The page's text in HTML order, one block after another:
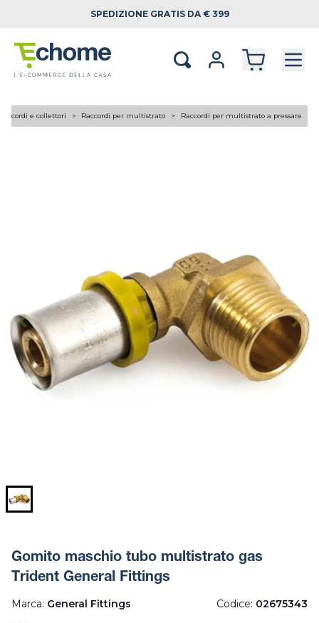
SPEDIZIONE GRATIS DA € 399
e collettori Raccordi per multistrato Raccordi per multistrato a pressare
Gomito maschio tubo multistrato gas
Trident General Fittings
Marca: General Fittings Codice: 02675343